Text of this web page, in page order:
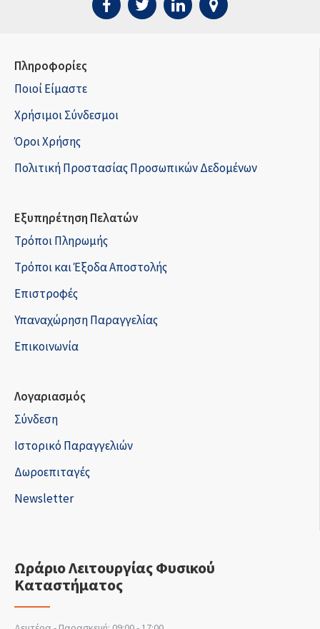
Πληροφορίες
Ποιοί Είμαστε
Χρήσιμοι Σύνδεσμοι
Όροι Χρήσης
Πολιτική Προστασίας Προσωπικών Δεδομένων
Εξυπηρέτηση Πελατών
Τρόποι Πληρωμής
Τρόποι και Έξοδα Αποστολής
Επιστροφές
Υπαναχώρηση Παραγγελίας
Επικοινωνία
Λογαριασμός
Σύνδεση
Ιστορικό Παραγγελιών
Δωροεπιταγές
Newsletter
Ωράριο Λειτουργίας Φυσικού
Καταστήματος